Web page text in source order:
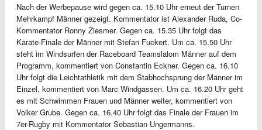
Nach der Werbepause wird gegen ca. 15.10 Uhr erneut der Turnen
Mehrkampf Männer gezeigt. Kommentator ist Alexander Ruda, Co-
Kommentator Ronny Ziesmer. Gegen ca. 15.35 Uhr folgt das
Karate-Finale der Männer mit Stefan Fuckert. Um ca. 15.50 Uhr
steht im Windsurfen der Raceboard Teamslalom Männer auf dem
Programm, kommentiert von Constantin Eckner. Gegen ca. 16.10
Uhr folgt die Leichtathletik mit dem Stabhochsprung der Männer im
Einzel, kommentiert von Marc Windgassen. Um ca. 16.20 Uhr geht
es mit Schwimmen Frauen und Männer weiter, kommentiert von
Volker Grube. Gegen ca. 16.40 Uhr folgt das Finale der Frauen im
7er-Rugby mit Kommentator Sebastian Ungermanns.